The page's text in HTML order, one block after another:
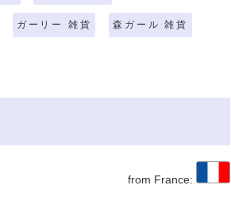
ガーリー 雑貨 森ガール 雑貨
from France: